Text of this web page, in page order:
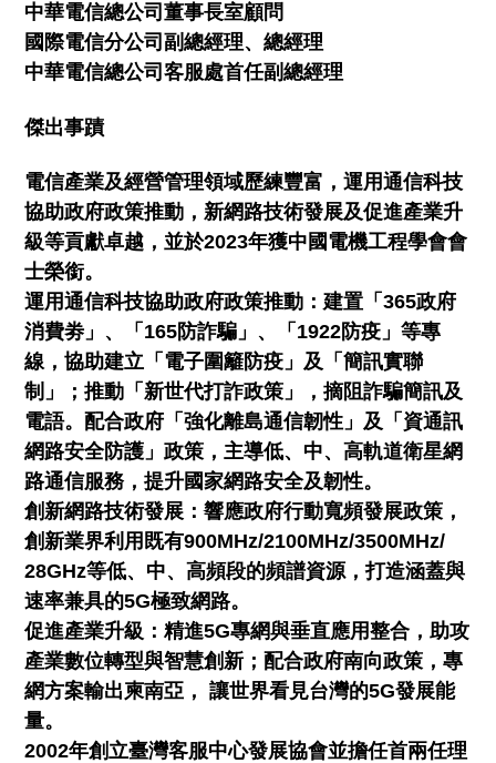
中華電信總公司董事長室顧問
國際電信分公司副總經理、總經理
中華電信總公司客服處首任副總經理
傑出事蹟
電信產業及經營管理領域歷練豐富，運用通信科技
協助政府政策推動，新網路技術發展及促進產業升
級等貢獻卓越，並於2023年獲中國電機工程學會會
士榮銜。
運用通信科技協助政府政策推動：建置「365政府
消費劵」、「165防詐騙」、「1922防疫」等專
線，協助建立「電子圍籬防疫」及「簡訊實聯
制」；推動「新世代打詐政策」，摘阻詐騙簡訊及
電語。配合政府「強化離島通信韌性」及「資通訊
網路安全防護」政策，主導低、中、高軌道衛星網
路通信服務，提升國家網路安全及韌性。
創新網路技術發展：響應政府行動寬頻發展政策，
創新業界利用既有900MHz/2100MHz/3500MHz/
28GHz等低、中、高頻段的頻譜資源，打造涵蓋與
速率兼具的5G極致網路。
促進產業升級：精進5G專網與垂直應用整合，助攻
產業數位轉型與智慧創新；配合政府南向政策，專
網方案輸出柬南亞， 讓世界看見台灣的5G發展能
量。
2002年創立臺灣客服中心發展協會並擔任首兩任理